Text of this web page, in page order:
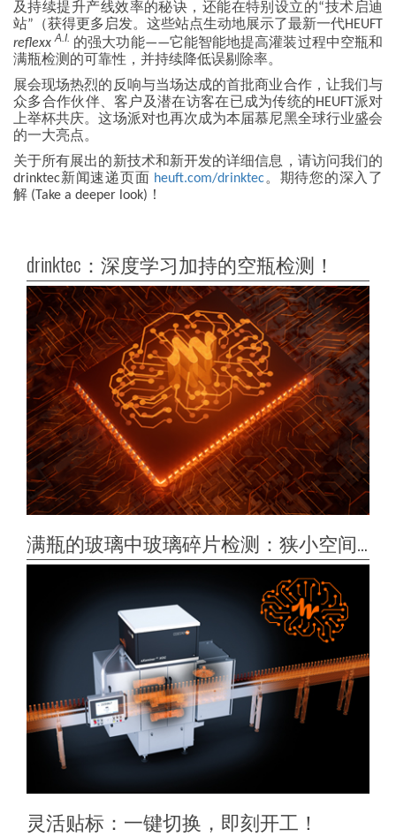
及持续提升产线效率的秘诀，还能在特别设立的“技术启迪
站”（获得更多启发。这些站点生动地展示了最新一代HEUFT
reflexxA.I. 的强大功能——它能智能地提高灌装过程中空瓶和
满瓶检测的可靠性，并持续降低误剔除率。
展会现场热烈的反响与当场达成的首批商业合作，让我们与
众多合作伙伴、客户及潜在访客在已成为传统的HEUFT派对
上举杯共庆。这场派对也再次成为本届慕尼黑全球行业盛会
的一大亮点。
关于所有展出的新技术和新开发的详细信息，请访问我们的
drinktec新闻速递页面 heuft.com/drinktec。期待您的深入了
解 (Take a deeper look)！
drinktec：深度学习加持的空瓶检测！
满瓶的玻璃中玻璃碎片检测：狭小空间内的精确与灵活配置
灵活贴标：一键切换，即刻开工！